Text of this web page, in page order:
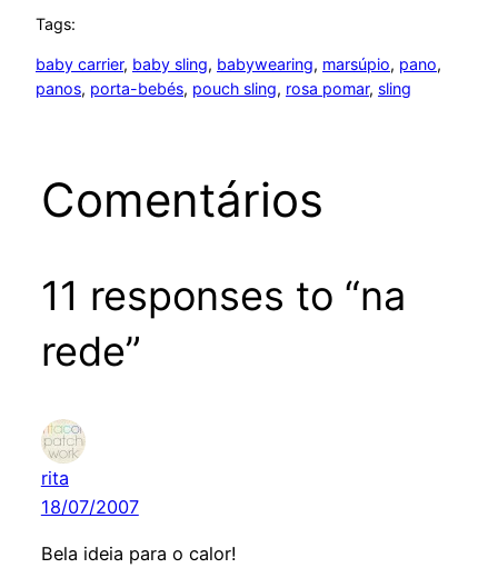
Tags:
baby carrier, baby sling, babywearing, marsúpio, pano
panos, porta-bebés, pouch sling, rosa pomar, sling
Comentários
11 responses to “na
rede”
rita
18/07/2007
Bela ideia para o calor!